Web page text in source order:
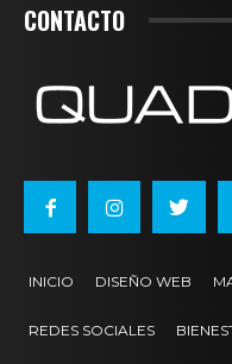
CONTACTO
INICIO DISEÑO WEB
REDES SOCIALES